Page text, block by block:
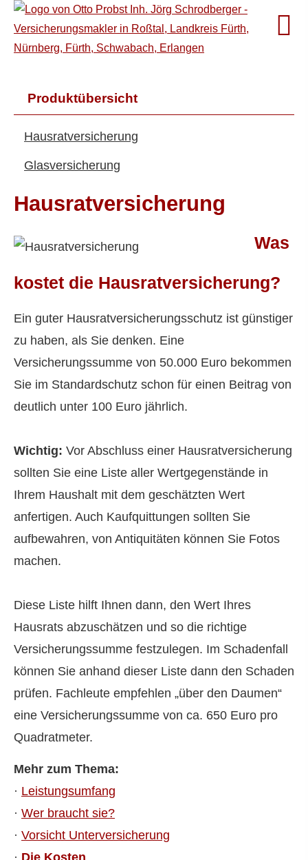
Produktübersicht
Haus­rat­ver­si­che­rung
Glasversicherung
Haus­rat­ver­si­che­rung
Was
kostet die Haus­rat­ver­si­che­rung?
Ein guter Haus­rat­ver­si­che­rungsschutz ist günstiger
zu haben, als Sie denken. Eine
Versicherungssumme von 50.000 Euro bekommen
Sie im Standardschutz schon für einen Beitrag von
deutlich unter 100 Euro jährlich.
Wichtig: Vor Abschluss einer Haus­rat­ver­si­che­rung
sollten Sie eine Liste aller Wertgegenstände in
Ihrem Haushalt mit dem geschätzten Wert
anfertigen. Auch Kaufquittungen sollten Sie
aufbewahren, von Antiquitäten können Sie Fotos
machen.
Diese Liste hilft Ihnen dann, den Wert Ihres
Hausrats abzuschätzen und so die richtige
Versicherungssumme festzulegen. Im Schadenfall
können Sie anhand dieser Liste dann den Schaden
prüfen. Fachleute empfehlen „über den Daumen“
eine Versicherungssumme von ca. 650 Euro pro
Quadratmeter.
Mehr zum Thema:
· Leistungsumfang
· Wer braucht sie?
· Vorsicht Unterversicherung